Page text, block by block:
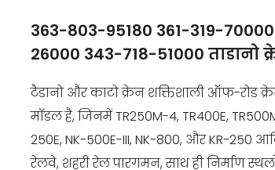
363-803-95180 361-319-
26000 343-718-51000 ताडानो
टैडानो और काटो क्रेन शक्तिशाली ऑफ-रोड
मॉडल हैं, जिनमें TR250M-4, TR400E,
250E, NK-500E-III, NK-800, और KR-250
रेलवे, शहरी रेल पारगमन, साथ ही निर्माण